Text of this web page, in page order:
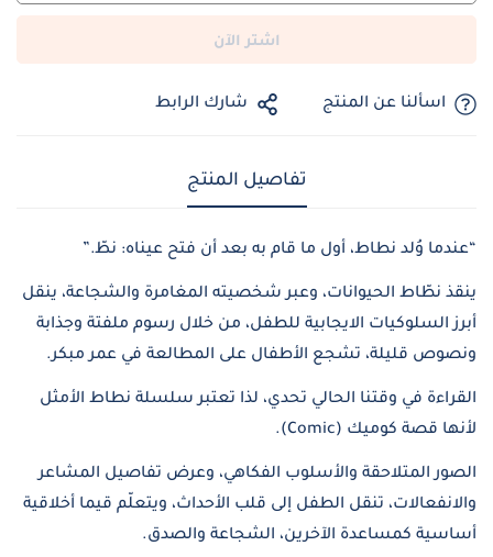
اشتر الآن
اسألنا عن المنتج شارك الرابط
تفاصيل المنتج
“عندما وُلد نطاط، أول ما قام به بعد أن فتح عيناه: نطّ.”
ينقذ نطّاط الحيوانات، وعبر شخصيته المغامرة والشجاعة، ينقل
أبرز السلوكيات الايجابية للطفل، من خلال رسوم ملفتة وجذابة
ونصوص قليلة، تشجع الأطفال على المطالعة في عمر مبكر.
القراءة في وقتنا الحالي تحدي، لذا تعتبر سلسلة نطاط الأمثل
لأنها قصة كوميك (Comic).
الصور المتلاحقة والأسلوب الفكاهي، وعرض تفاصيل المشاعر
والانفعالات، تنقل الطفل إلى قلب الأحداث، ويتعلّم قيما أخلاقية
أساسية كمساعدة الآخرين، الشجاعة والصدق.